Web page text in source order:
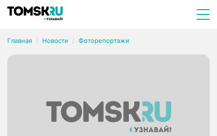
Главная Новости Фоторепортажи